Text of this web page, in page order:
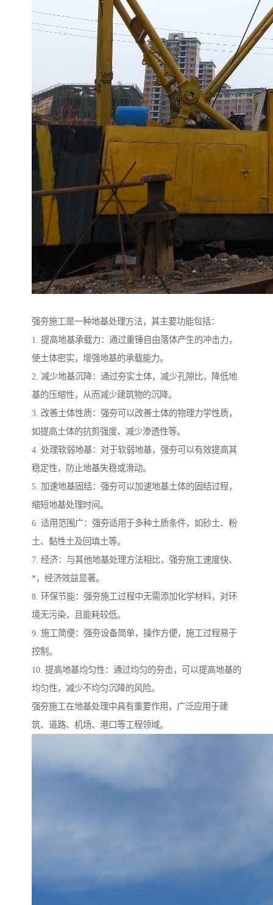
强夯施工是一种地基处理方法，其主要功能包括：
1. 提高地基承载力：通过重锤自由落体产生的冲击力，
使土体密实，增强地基的承载能力。
2. 减少地基沉降：通过夯实土体，减少孔隙比，降低地
基的压缩性，从而减少建筑物的沉降。
3. 改善土体性质：强夯可以改善土体的物理力学性质，
如提高土体的抗剪强度、减少渗透性等。
4. 处理软弱地基：对于软弱地基，强夯可以有效提高其
稳定性，防止地基失稳或滑动。
5. 加速地基固结：强夯可以加速地基土体的固结过程，
缩短地基处理时间。
6. 适用范围广：强夯适用于多种土质条件，如砂土、粉
土、黏性土及回填土等。
7. 经济：与其他地基处理方法相比，强夯施工速度快、
*，经济效益显著。
8. 环保节能：强夯施工过程中无需添加化学材料，对环
境无污染，且能耗较低。
9. 施工简便：强夯设备简单，操作方便，施工过程易于
控制。
10. 提高地基均匀性：通过均匀的夯击，可以提高地基的
均匀性，减少不均匀沉降的风险。
强夯施工在地基处理中具有重要作用，广泛应用于建
筑、道路、机场、港口等工程领域。